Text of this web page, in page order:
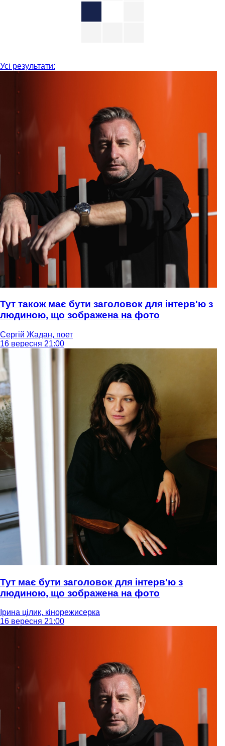
Усі результати:
Тут також має бути заголовок для інтерв'ю з
людиною, що зображена на фото
Сергій Жадан, поет
16 вересня 21:00
Тут має бути заголовок для інтерв'ю з
людиною, що зображена на фото
Ірина цілик, кінорежисерка
16 вересня 21:00